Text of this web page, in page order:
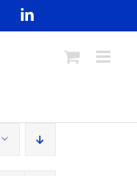
LinkedIn